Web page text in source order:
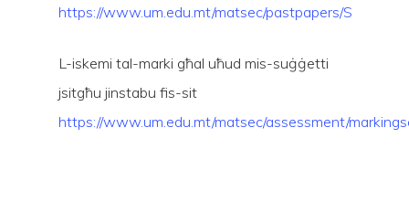
https://www.um.edu.mt/matsec/pastpapers/S
L-iskemi tal-marki għal uħud mis-suġġetti
jsitgħu jinstabu fis-sit
https://www.um.edu.mt/matsec/assessment/